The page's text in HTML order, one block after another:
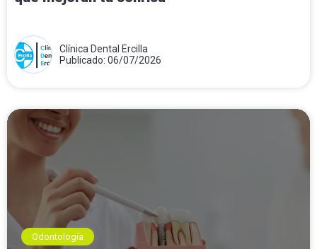
Clínica Dental Ercilla
Publicado: 06/07/2026
Odontología